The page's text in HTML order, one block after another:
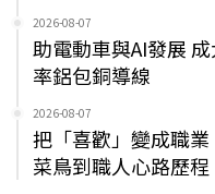
2026-08-07
助電動車與AI發展
率鋁包銅導線
2026-08-07
把「喜歡」變成職
菜鳥到職人心路歷程